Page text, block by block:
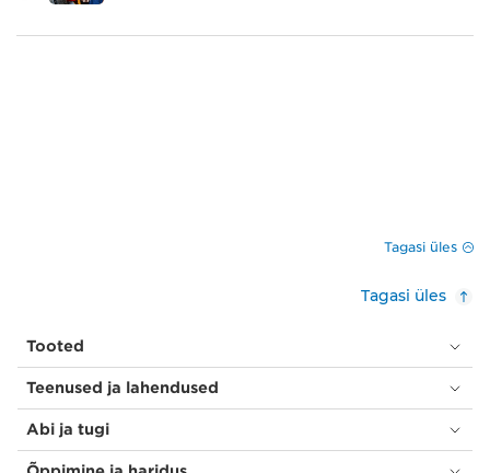
Tagasi üles
Tagasi üles
Tooted
Teenused ja lahendused
Abi ja tugi